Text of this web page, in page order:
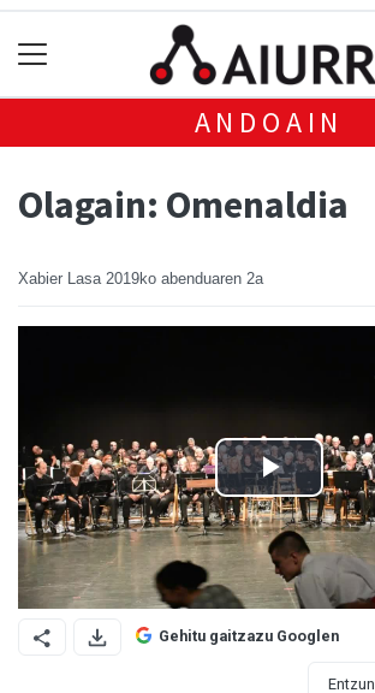
ANDOAIN
Olagain: Omenaldia
Xabier Lasa 2019ko abenduaren 2a
Gehitu gaitzazu Googlen
Entzun